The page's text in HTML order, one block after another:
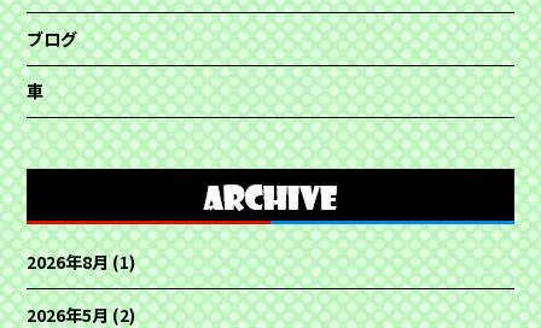
ブログ
車
2026年8月(1)
2026年5月(2)